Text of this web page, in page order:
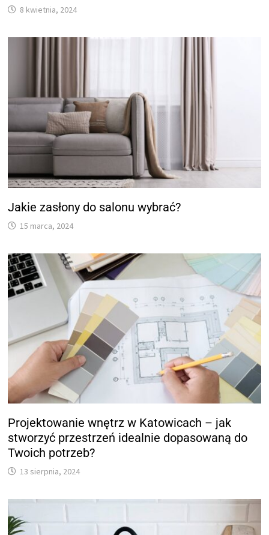
8 kwietnia, 2024
Jakie zasłony do salonu wybrać?
15 marca, 2024
Projektowanie wnętrz w Katowicach – jak
stworzyć przestrzeń idealnie dopasowaną do
Twoich potrzeb?
13 sierpnia, 2024